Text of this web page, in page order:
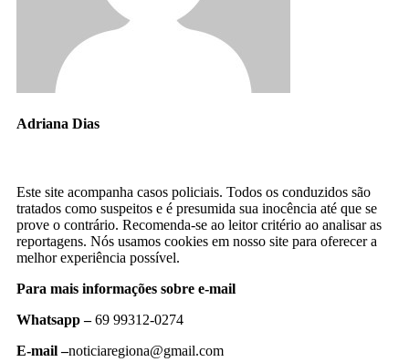
Adriana Dias
Este site acompanha casos policiais. Todos os conduzidos são
tratados como suspeitos e é presumida sua inocência até que se
prove o contrário. Recomenda-se ao leitor critério ao analisar as
reportagens. Nós usamos cookies em nosso site para oferecer a
melhor experiência possível.
Para mais informações sobre e-mail
Whatsapp –69 99312-0274
E-mail –noticiaregiona@gmail.com